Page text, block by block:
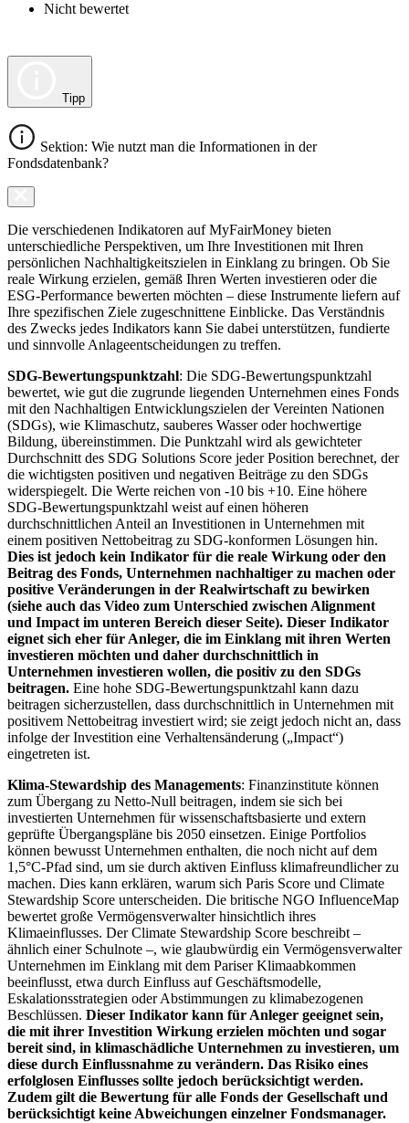
Nicht bewertet
Tipp
Sektion: Wie nutzt man die Informationen in der
Fondsdatenbank?
Die verschiedenen Indikatoren auf MyFairMoney bieten
unterschiedliche Perspektiven, um Ihre Investitionen mit Ihren
persönlichen Nachhaltigkeitszielen in Einklang zu bringen. Ob Sie
reale Wirkung erzielen, gemäß Ihren Werten investieren oder die
ESG-Performance bewerten möchten – diese Instrumente liefern auf
Ihre spezifischen Ziele zugeschnittene Einblicke. Das Verständnis
des Zwecks jedes Indikators kann Sie dabei unterstützen, fundierte
und sinnvolle Anlageentscheidungen zu treffen.
SDG-Bewertungspunktzahl: Die SDG-Bewertungspunktzahl
bewertet, wie gut die zugrunde liegenden Unternehmen eines Fonds
mit den Nachhaltigen Entwicklungszielen der Vereinten Nationen
(SDGs), wie Klimaschutz, sauberes Wasser oder hochwertige
Bildung, übereinstimmen. Die Punktzahl wird als gewichteter
Durchschnitt des SDG Solutions Score jeder Position berechnet, der
die wichtigsten positiven und negativen Beiträge zu den SDGs
widerspiegelt. Die Werte reichen von -10 bis +10. Eine höhere
SDG-Bewertungspunktzahl weist auf einen höheren
durchschnittlichen Anteil an Investitionen in Unternehmen mit
einem positiven Nettobeitrag zu SDG-konformen Lösungen hin.
Dies ist jedoch kein Indikator für die reale Wirkung oder den
Beitrag des Fonds, Unternehmen nachhaltiger zu machen oder
positive Veränderungen in der Realwirtschaft zu bewirken
(siehe auch das Video zum Unterschied zwischen Alignment
und Impact im unteren Bereich dieser Seite). Dieser Indikator
eignet sich eher für Anleger, die im Einklang mit ihren Werten
investieren möchten und daher durchschnittlich in
Unternehmen investieren wollen, die positiv zu den SDGs
beitragen. Eine hohe SDG-Bewertungspunktzahl kann dazu
beitragen sicherzustellen, dass durchschnittlich in Unternehmen mit
positivem Nettobeitrag investiert wird; sie zeigt jedoch nicht an, dass
infolge der Investition eine Verhaltensänderung („Impact“)
eingetreten ist.
Klima-Stewardship des Managements: Finanzinstitute können
zum Übergang zu Netto-Null beitragen, indem sie sich bei
investierten Unternehmen für wissenschaftsbasierte und extern
geprüfte Übergangspläne bis 2050 einsetzen. Einige Portfolios
können bewusst Unternehmen enthalten, die noch nicht auf dem
1,5°C-Pfad sind, um sie durch aktiven Einfluss klimafreundlicher zu
machen. Dies kann erklären, warum sich Paris Score und Climate
Stewardship Score unterscheiden. Die britische NGO InfluenceMap
bewertet große Vermögensverwalter hinsichtlich ihres
Klimaeinflusses. Der Climate Stewardship Score beschreibt –
ähnlich einer Schulnote –, wie glaubwürdig ein Vermögensverwalter
Unternehmen im Einklang mit dem Pariser Klimaabkommen
beeinflusst, etwa durch Einfluss auf Geschäftsmodelle,
Eskalationsstrategien oder Abstimmungen zu klimabezogenen
Beschlüssen. Dieser Indikator kann für Anleger geeignet sein,
die mit ihrer Investition Wirkung erzielen möchten und sogar
bereit sind, in klimaschädliche Unternehmen zu investieren, um
diese durch Einflussnahme zu verändern. Das Risiko eines
erfolglosen Einflusses sollte jedoch berücksichtigt werden.
Zudem gilt die Bewertung für alle Fonds der Gesellschaft und
berücksichtigt keine Abweichungen einzelner Fondsmanager.